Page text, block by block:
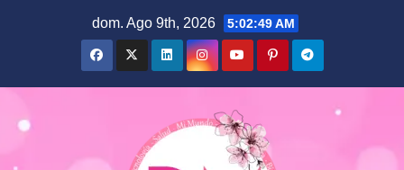
dom. Ago 9th, 2026 5:02:50 AM